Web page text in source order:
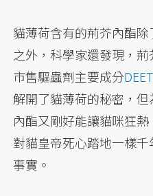
貓薄荷含有的荊芥內酯
之外，科學家還發現，
市售驅蟲劑主要成分DEET
解開了貓薄荷的秘密，
內酯又剛好能讓貓咪狂
對貓皇帝死心踏地一樣
事實。